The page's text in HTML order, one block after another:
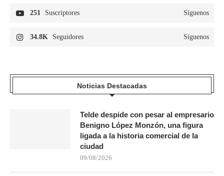
251 Suscriptores Síguenos
34.8K Seguidores Síguenos
Noticias Destacadas
Telde despide con pesar al empresario
Benigno López Monzón, una figura
ligada a la historia comercial de la
ciudad
09/08/2026